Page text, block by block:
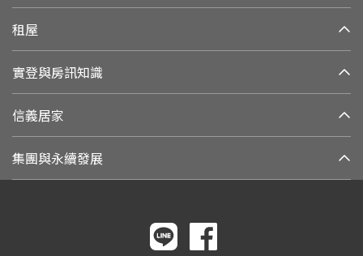
租屋
實登與房訊知識
信義居家
集團與永續發展